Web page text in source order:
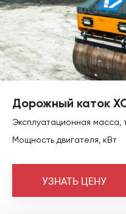
Дорожный каток
Эксплуатационная масса,
Мощность двигателя, кВт
УЗНАТЬ ЦЕНУ